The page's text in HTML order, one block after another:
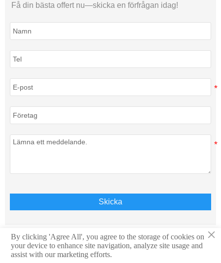
Få din bästa offert nu—skicka en förfrågan idag!
Skicka
Copyright © Teison Energy Technology Co.,Ltd. Alla
×
By clicking 'Agree All', you agree to the storage of cookies on
your device to enhance site navigation, analyze site usage and
assist with our marketing efforts.